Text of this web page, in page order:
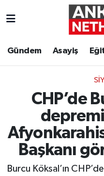
Gündem Asayiş
CHP’de
Başkanı
Burcu Köksal’ın
Ekonomi
Gündem
Kim Kimdir Nereli
Ankara Hava
Tüm Manşetler
Son Dakika
Haber Arşivi